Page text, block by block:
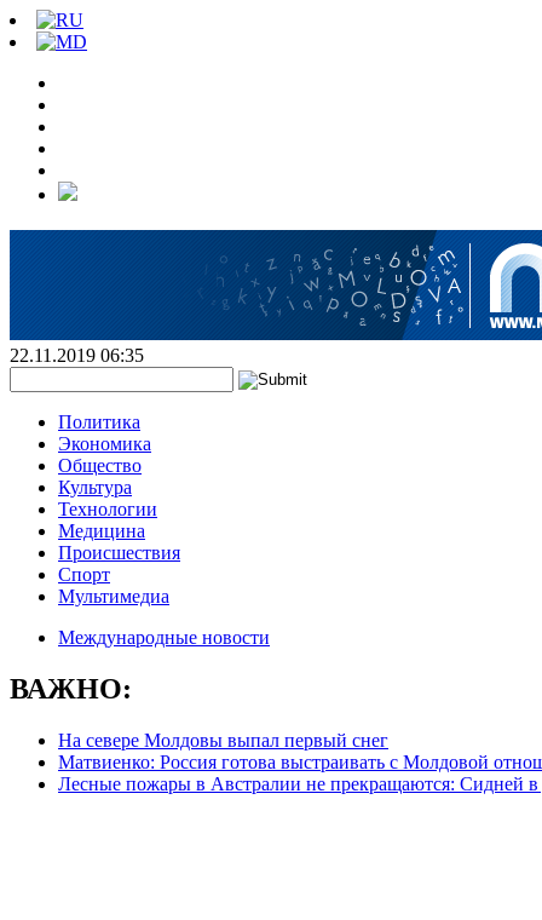
22.11.2019 06:35
Политика
Экономика
Общество
Культура
Технологии
Медицина
Происшествия
Спорт
Мультимедиа
Международные новости
ВАЖНО:
На севере Молдовы выпал первый снег
Матвиенко: Россия готова выстраивать с Молдовой
Лесные пожары в Австралии не прекращаются: Сидней